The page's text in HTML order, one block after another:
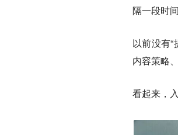
隔一段时
以前没有“
内容策略
看起来，